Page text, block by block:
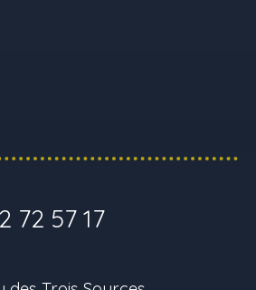
72 57 17